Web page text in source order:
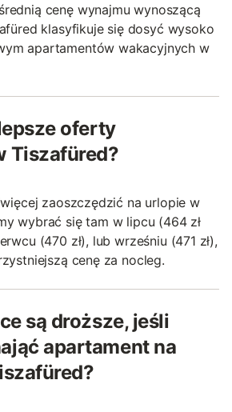
cenę wynajmu wynoszącą
klasyfikuje się dosyć wysoko
apartamentów wakacyjnych w
oferty
Tiszafüred?
zaoszczędzić na urlopie w
wybrać się tam w lipcu (464 zł
(470 zł), lub wrześniu (471 zł),
cenę za nocleg.
są droższe, jeśli
apartament na